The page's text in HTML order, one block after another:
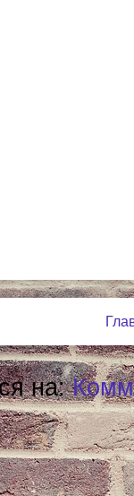
на: